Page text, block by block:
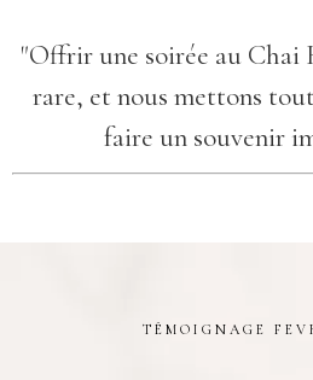
"Offrir une soirée au Chai
rare, et nous mettons
faire un souvenir
TÉMOIGNAGE